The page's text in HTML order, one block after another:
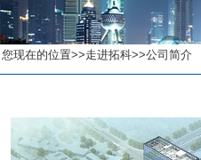
您现在的位置>>走进拓科>>公司简介